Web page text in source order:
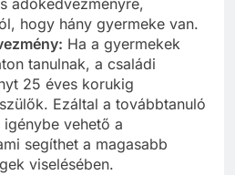
adókedvezményre,
hogy hány gyermeke van.
Ha a gyermekek
tanulnak, a családi
25 éves korukig
Ezáltal a továbbtanuló
vehető a
segíthet a magasabb
viselésében.